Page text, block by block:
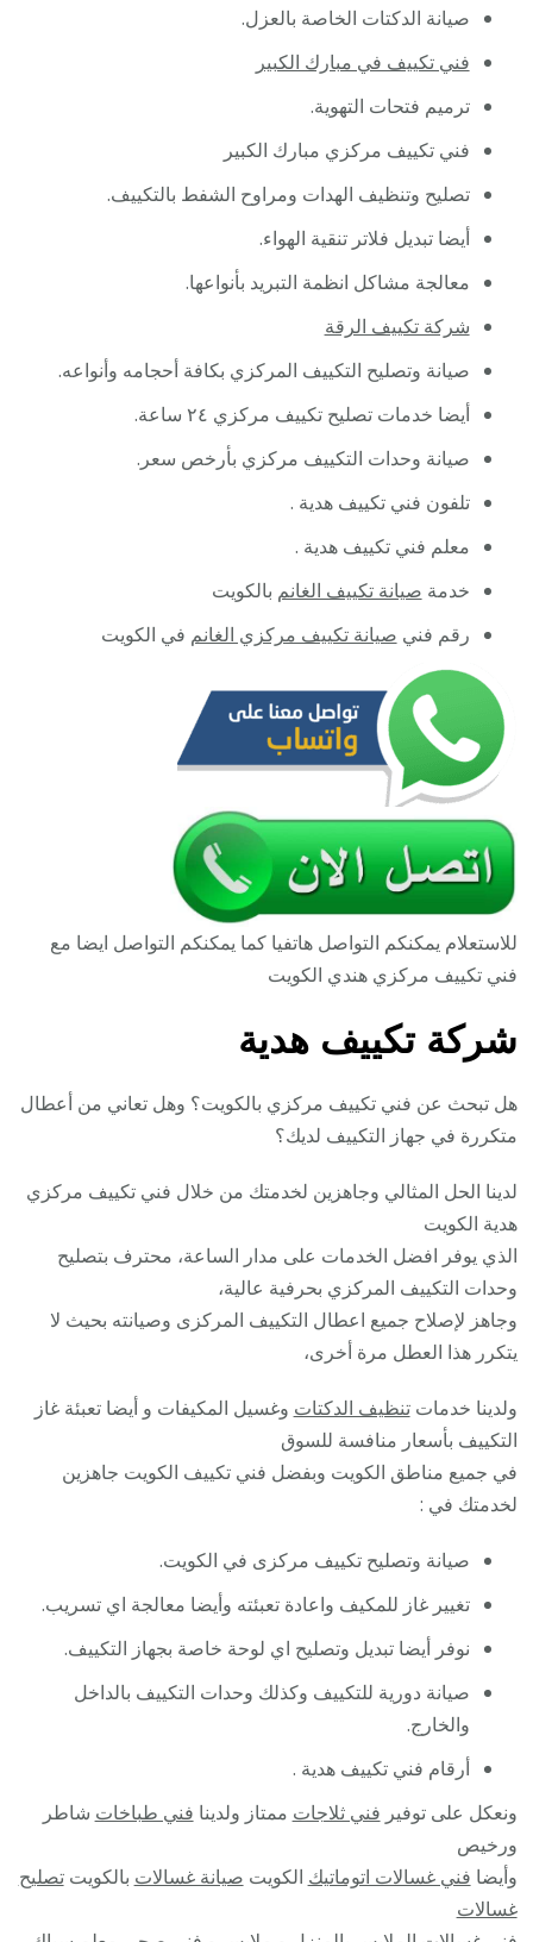
صيانة الدكتات الخاصة بالعزل.
فني تكييف في مبارك الكبير
ترميم فتحات التهوية.
فني تكييف مركزي مبارك الكبير
تصليح وتنظيف الهدات ومراوح الشفط بالتكييف.
أيضا تبديل فلاتر تنقية الهواء.
معالجة مشاكل انظمة التبريد بأنواعها.
شركة تكييف الرقة
صيانة وتصليح التكييف المركزي بكافة أحجامه وأنواعه.
أيضا خدمات تصليح تكييف مركزي ٢٤ ساعة.
صيانة وحدات التكييف مركزي بأرخص سعر.
تلفون فني تكييف هدية .
معلم فني تكييف هدية .
خدمة صيانة تكييف الغانم بالكويت
رقم فني صيانة تكييف مركزي الغانم في الكويت
للاستعلام يمكنكم التواصل هاتفيا كما يمكنكم التواصل ايضا مع
فني تكييف مركزي هندي الكويت
شركة تكييف هدية
هل تبحث عن فني تكييف مركزي بالكويت؟ وهل تعاني من أعطال
متكررة في جهاز التكييف لديك؟
لدينا الحل المثالي وجاهزين لخدمتك من خلال فني تكييف مركزي
هدية الكويت
الذي يوفر افضل الخدمات على مدار الساعة، محترف بتصليح
وحدات التكييف المركزي بحرفية عالية،
وجاهز لإصلاح جميع اعطال التكييف المركزى وصيانته بحيث لا
يتكرر هذا العطل مرة أخرى،
ولدينا خدماتتنظيف الدكتات وغسيل المكيفات و أيضا تعبئة غاز
التكييف بأسعار منافسة للسوق
في جميع مناطق الكويت وبفضل فني تكييف الكويت جاهزين
لخدمتك في :
صيانة وتصليح تكييف مركزى في الكويت.
تغيير غاز للمكيف واعادة تعبئته وأيضا معالجة اي تسريب.
نوفر أيضا تبديل وتصليح اي لوحة خاصة بجهاز التكييف.
صيانة دورية للتكييف وكذلك وحدات التكييف بالداخل
والخارج.
أرقام فني تكييف هدية .
ونعكل على توفير فني ثلاجات ممتاز ولدينا فني طباخات شاطر
ورخيص
وأيضا فني غسالات اتوماتيك الكويت صيانة غسالات بالكويتتصليح
غسالات